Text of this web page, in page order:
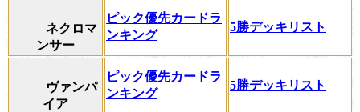
ネクロマ
ンサー
ピック優先カードラ
ンキング
5勝デッキリスト
ヴァンパ
イア
ピック優先カードラ
ンキング
5勝デッキリスト